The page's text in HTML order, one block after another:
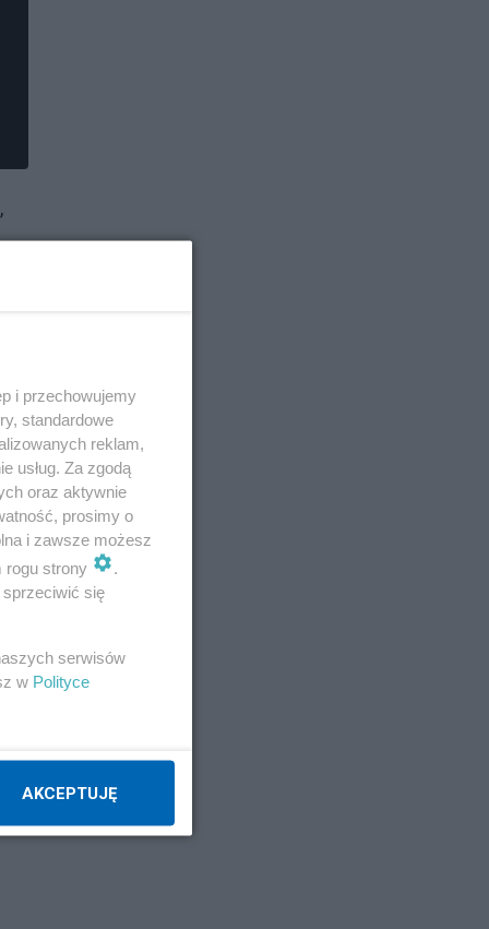
i przechowujemy
standardowe
reklam,
usług. Za zgodą
oraz aktywnie
prosimy o
i zawsze możesz
rogu strony
.
się
serwisów
w Polityce
AKCEPTUJĘ